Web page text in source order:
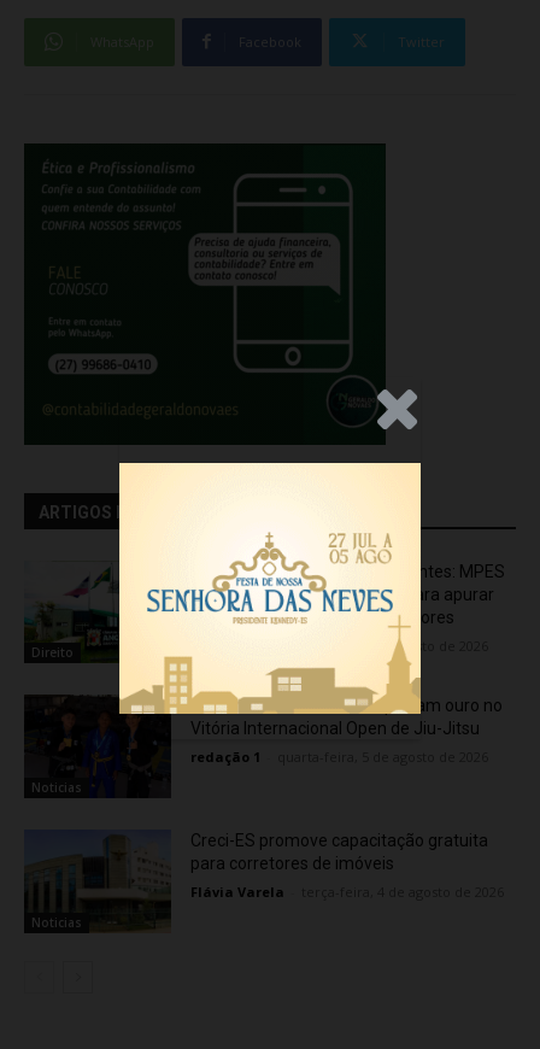
.Anúncio
Facebook Twitter
ARTIGOS RELACIONADOS
Direito
Transporte particular de pacientes: MPES
aciona Câmara de Anchieta para apurar
possível uso político de assessores
quarta-feira, 5 de agosto de 2026
Noticias
Atletas de Vila Velha conquistam ouro no
Vitória Internacional Open de Jiu-Jitsu
redação 1
Noticias
Creci-ES promove capacitação gratuita
para corretores de imóveis
Flávia Varela